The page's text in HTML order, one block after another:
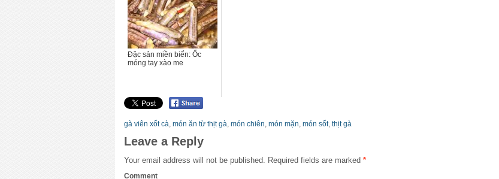
Đặc sản miền biển: Ốc
móng tay xào me
gà viên xốt cà món ăn từ thịt gà món chiên món mặn món sốt, thịt gà
Leave a Reply
Your email address will not be published. Required fields are marked *
Comment